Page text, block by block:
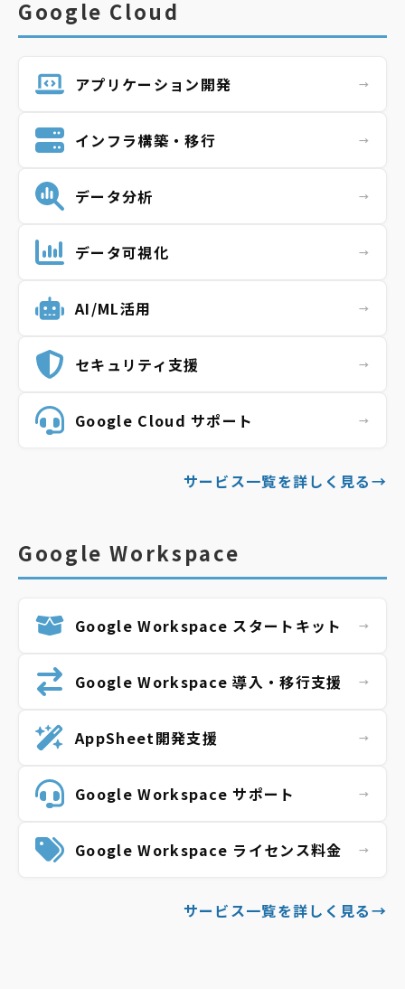
Google Cloud
アプリケーション開発
インフラ構築・移行
データ分析
データ可視化
AI/ML活用
セキュリティ支援
Google Cloud サポート
サービス一覧を詳しく見る→
Google Workspace
Google Workspace スタートキット
Google Workspace導入・移行支援
AppSheet開発支援
Google Workspace サポート
Google Workspace ライセンス料金
サービス一覧を詳しく見る→